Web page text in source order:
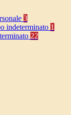
3
indeterminato 1
22